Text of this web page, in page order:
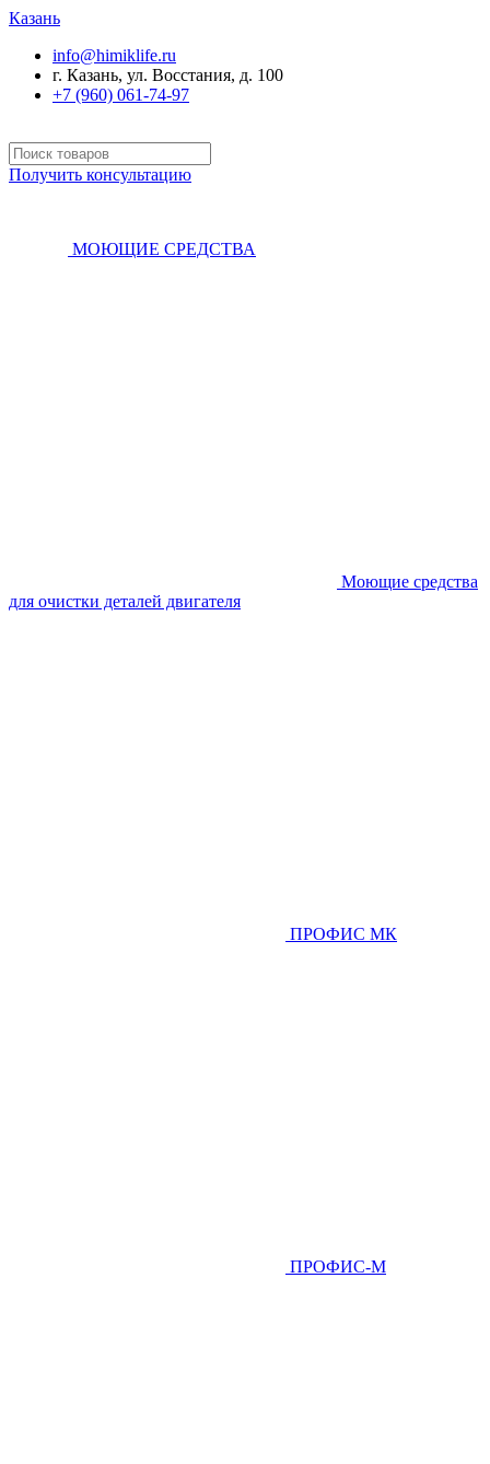
Казань
info@himiklife.ru
г. Казань, ул. Восстания, д. 100
+7 (960) 061-74-97
Получить консультацию
МОЮЩИЕ СРЕДСТВА
Моющие средства
для очистки деталей двигателя
ПРОФИС МК
ПРОФИС-М